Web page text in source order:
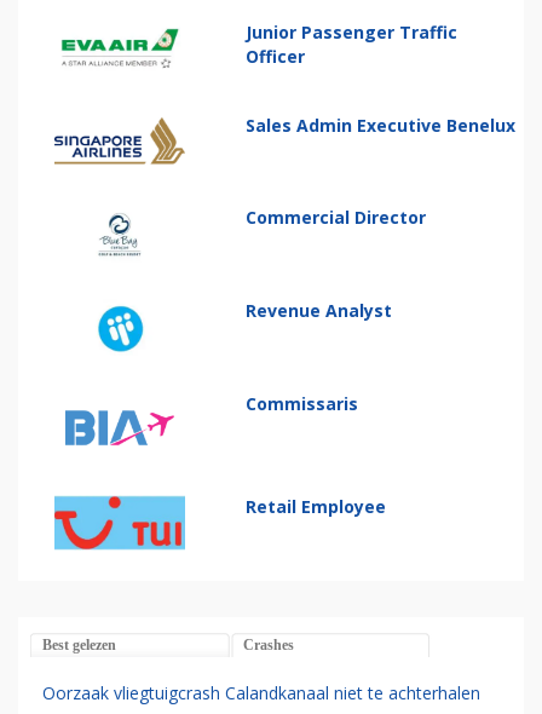
Junior Passenger Traffic
Officer
Sales Admin Executive Benelux
Commercial Director
Revenue Analyst
Commissaris
Retail Employee
Best gelezen Crashes
Oorzaak vliegtuigcrash Calandkanaal niet te achterhalen